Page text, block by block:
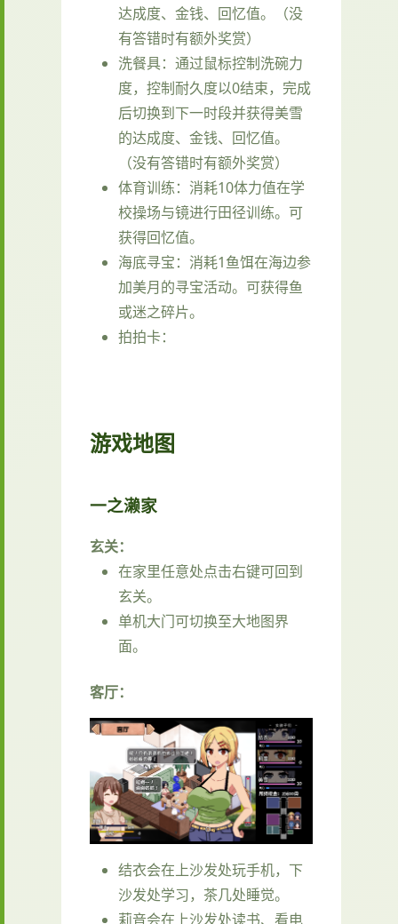
达成度、金钱、回忆值。（没
有答错时有额外奖赏）
洗餐具：通过鼠标控制洗碗力
度，控制耐久度以0结束，完成
后切换到下一时段并获得美雪
的达成度、金钱、回忆值。
（没有答错时有额外奖赏）
体育训练：消耗10体力值在学
校操场与镜进行田径训练。可
获得回忆值。
海底寻宝：消耗1鱼饵在海边参
加美月的寻宝活动。可获得鱼
或迷之碎片。
拍拍卡：
游戏地图
一之濑家
玄关：
在家里任意处点击右键可回到
玄关。
单机大门可切换至大地图界
面。
客厅：
结衣会在上沙发处玩手机，下
沙发处学习，茶几处睡觉。
莉音会在上沙发处读书、看电